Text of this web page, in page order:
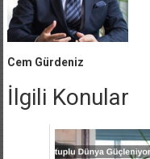
İlgili Konular